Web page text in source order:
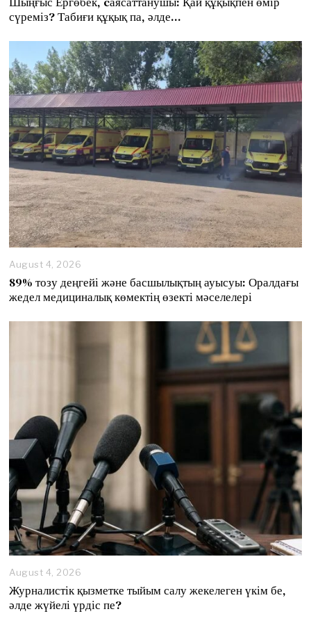
g
u
t
8
,
2
0
2
6
сүреміз? Табиғи құқық па, әлде…
August 4, 2026
89% тозу деңгейі және басшылықтың ауысуы: Оралдағы
жедел медициналық көмектің өзекті мәселелері
August 4, 2026
g
u
Журналистік қызметке тыйым салу жекелеген үкім бе,
әлде жүйелі үрдіс пе?